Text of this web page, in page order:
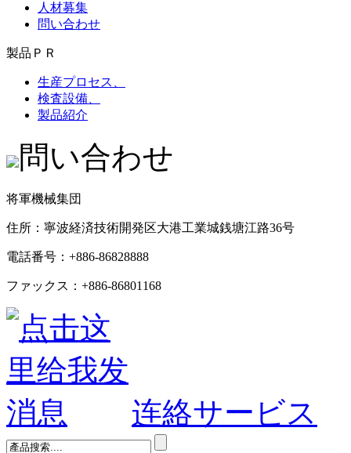
人材募集
問い合わせ
製品ＰＲ
生産プロセス、
検査設備、
製品紹介
問い合わせ
将軍機械集団
住所：寧波経済技術開発区大港工業城銭塘江路36号
電話番号：+886-86828888
ファックス：+886-86801168
连絡サービス